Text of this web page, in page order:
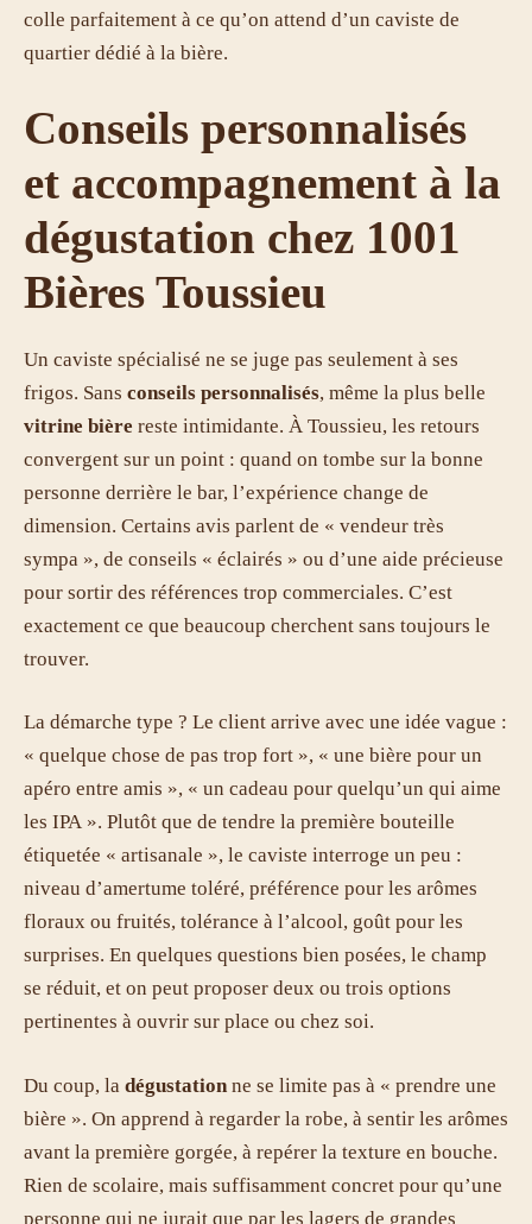
colle parfaitement à ce qu’on attend d’un caviste de
quartier dédié à la bière.
Conseils personnalisés
et accompagnement à la
dégustation chez 1001
Bières Toussieu
Un caviste spécialisé ne se juge pas seulement à ses
frigos. Sans conseils personnalisés, même la plus belle
vitrine bière reste intimidante. À Toussieu, les retours
convergent sur un point : quand on tombe sur la bonne
personne derrière le bar, l’expérience change de
dimension. Certains avis parlent de « vendeur très
sympa », de conseils « éclairés » ou d’une aide précieuse
pour sortir des références trop commerciales. C’est
exactement ce que beaucoup cherchent sans toujours le
trouver.
La démarche type ? Le client arrive avec une idée vague :
« quelque chose de pas trop fort », « une bière pour un
apéro entre amis », « un cadeau pour quelqu’un qui aime
les IPA ». Plutôt que de tendre la première bouteille
étiquetée « artisanale », le caviste interroge un peu :
niveau d’amertume toléré, préférence pour les arômes
floraux ou fruités, tolérance à l’alcool, goût pour les
surprises. En quelques questions bien posées, le champ
se réduit, et on peut proposer deux ou trois options
pertinentes à ouvrir sur place ou chez soi.
Du coup, la dégustation ne se limite pas à « prendre une
bière ». On apprend à regarder la robe, à sentir les arômes
avant la première gorgée, à repérer la texture en bouche.
Rien de scolaire, mais suffisamment concret pour qu’une
personne qui ne jurait que par les lagers de grandes